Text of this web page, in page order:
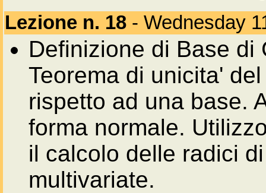
Lezione n. 18 - Wednesday
Definizione di Base di
Teorema di unicita'
rispetto ad una base.
forma normale.
il calcolo delle radici
multivariate.